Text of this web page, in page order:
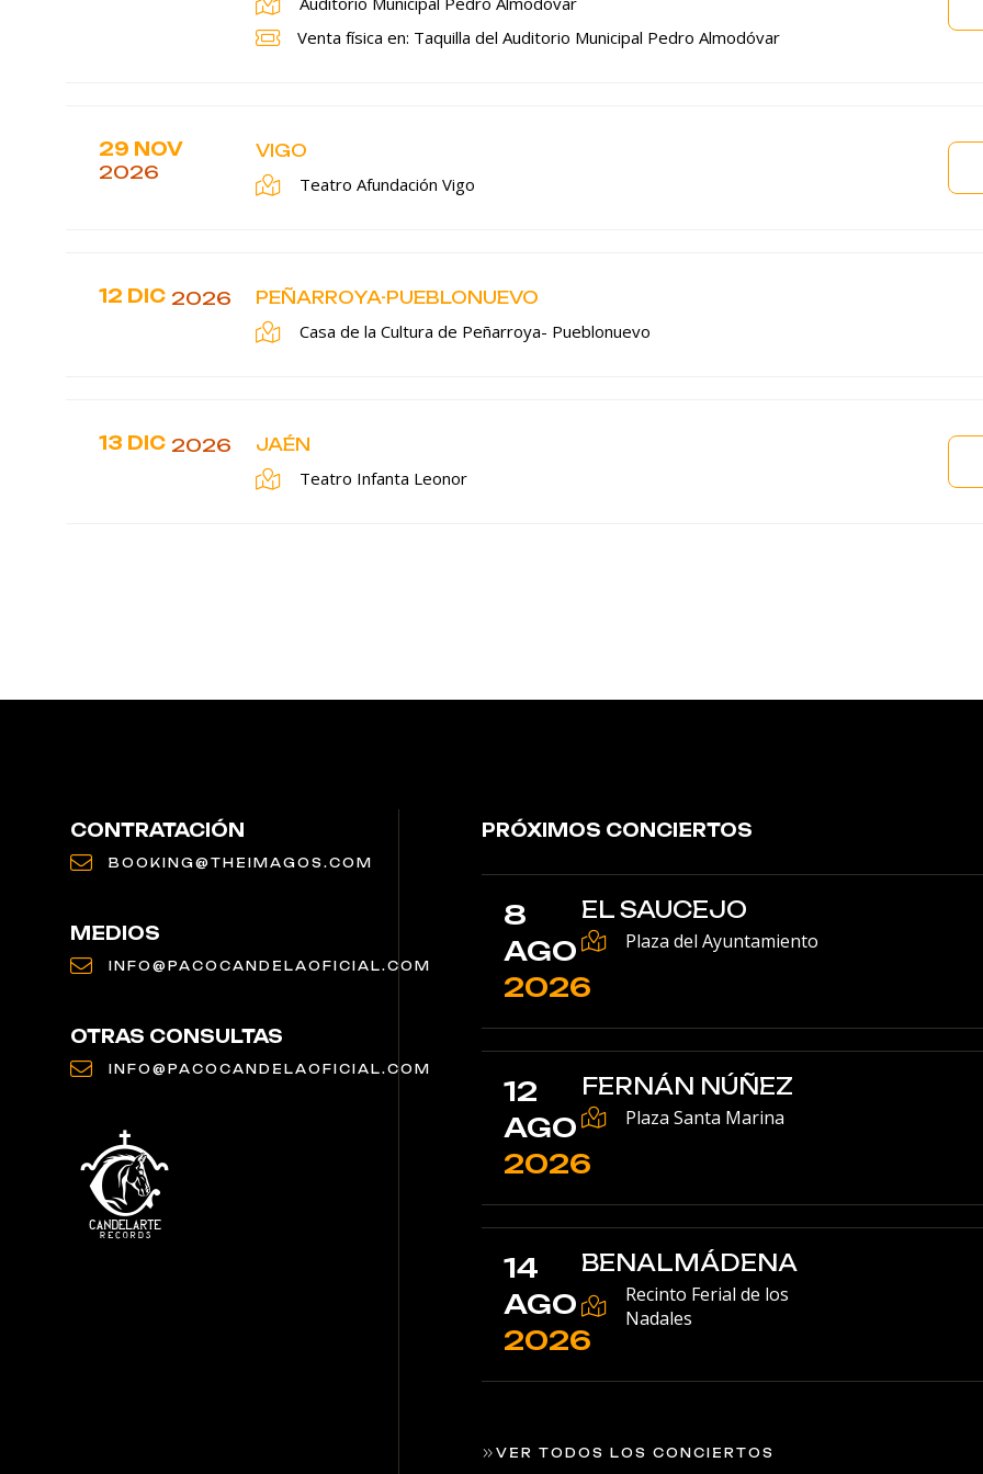
Venta física en: Taquilla del Auditorio Municipal Pedro Almodóvar
29 NOV
2026
VIGO
Teatro Afundación Vigo
12 DIC 2026 PEÑARROYA-PUEBLONUEVO
Casa de la Cultura de Peñarroya- Pueblonuevo
13 DIC 2026 JAÉN
Teatro Infanta Leonor
CONTRATACIÓN
BOOKING@THEIMAGOS.COM
MEDIOS
INFO@PACOCANDELAOFICIAL.COM
OTRAS CONSULTAS
INFO@PACOCANDELAOFICIAL.COM
PRÓXIMOS CONCIERTOS
8
AGO
2026
EL SAUCEJO
Plaza del Ayuntamiento
12
AGO
2026
FERNÁN NÚÑEZ
Plaza Santa Marina
14
AGO
2026
BENALMÁDENA
Recinto Ferial de los
Nadales
VER TODOS LOS CONCIERTOS